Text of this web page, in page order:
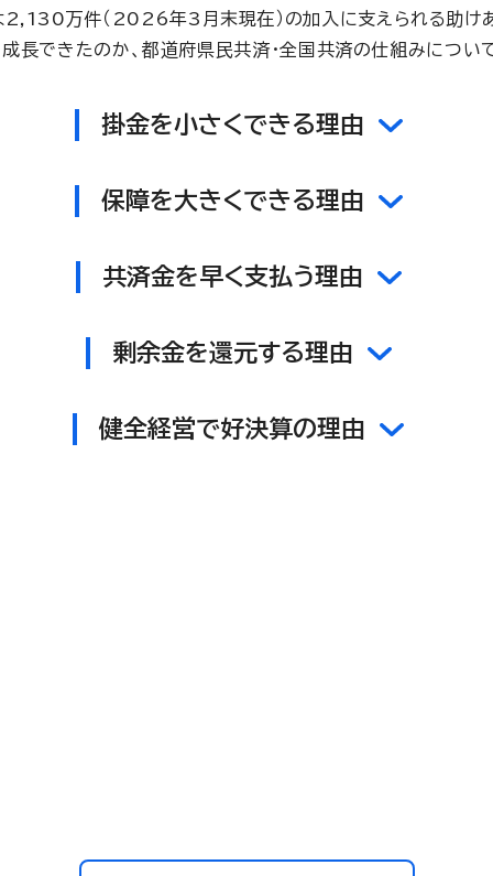
万件（2026年3月末現在）の加入に支えられる助け
長できたのか、都道府県民共済・全国共済の仕組みについ
掛金を小さくできる理由
保障を大きくできる理由
共済金を早く支払う理由
剰余金を還元する理由
健全経営で好決算の理由